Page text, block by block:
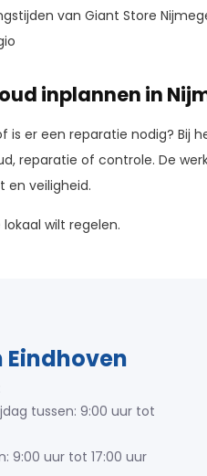
van Giant Store
inplannen in
er een reparatie nodig? Bij
reparatie of controle. De
en veiligheid.
wilt regelen.
Eindhoven
tussen: 9:00 uur tot
9:00 uur tot 17:00 uur